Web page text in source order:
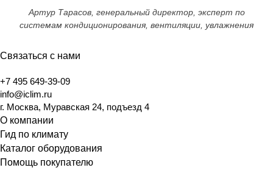
Артур Тарасов, генеральный директор, эксперт по
системам кондиционирования, вентиляции, увлажнения
Связаться с нами
+7 495 649-39-09
info@iclim.ru
г. Москва, Муравская 24, подъезд 4
О компании
Гид по климату
Каталог оборудования
Помощь покупателю